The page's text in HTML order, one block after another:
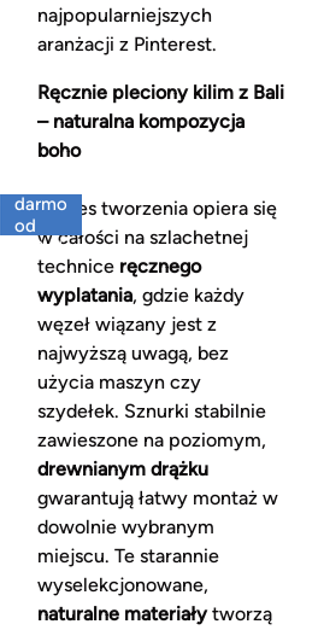
darmo
od
150 zł
najpopularniejszych
aranżacji z Pinterest.
Ręcznie pleciony kilim z Bali
– naturalna kompozycja
boho
Proces tworzenia opiera się
w całości na szlachetnej
technice ręcznego
wyplatania, gdzie każdy
węzeł wiązany jest z
najwyższą uwagą, bez
użycia maszyn czy
szydełek. Sznurki stabilnie
zawieszone na poziomym,
drewnianym drążku
gwarantują łatwy montaż w
dowolnie wybranym
miejscu. Te starannie
wyselekcjonowane,
naturalne materiałytworzą